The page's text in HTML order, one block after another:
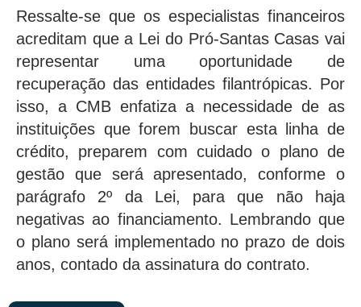
Ressalte-se que os especialistas financeiros
acreditam que a Lei do Pró-Santas Casas vai
representar uma oportunidade de
recuperação das entidades filantrópicas. Por
isso, a CMB enfatiza a necessidade de as
instituições que forem buscar esta linha de
crédito, preparem com cuidado o plano de
gestão que será apresentado, conforme o
parágrafo 2º da Lei, para que não haja
negativas ao financiamento. Lembrando que
o plano será implementado no prazo de dois
anos, contado da assinatura do contrato.